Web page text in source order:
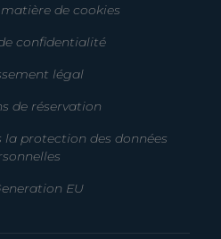
de cookies
confidentialité
légal
de réservation
la protection des données
EU